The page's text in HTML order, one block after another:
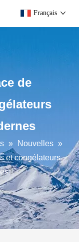
Français
de
» Nouvelles »
et congélateurs